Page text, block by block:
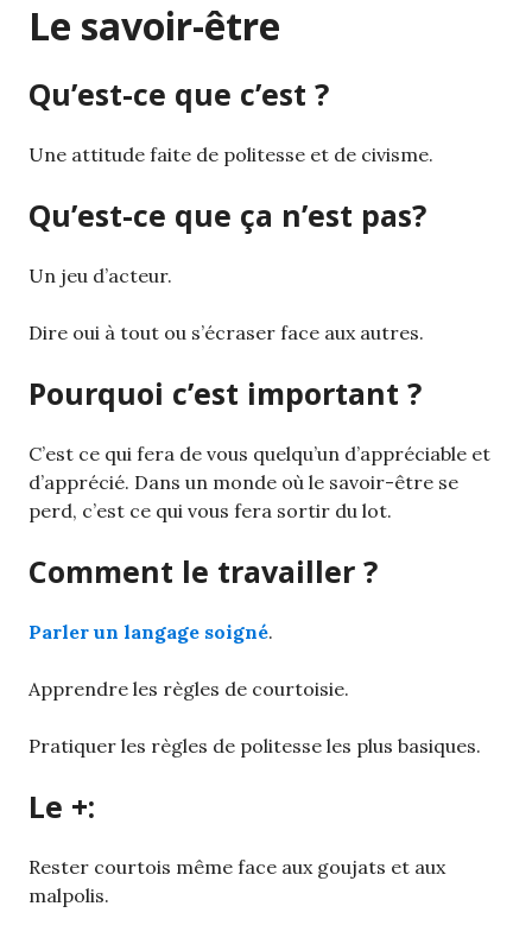
Le savoir-être
Qu’est-ce que c’est ?
Une attitude faite de politesse et de civisme.
Qu’est-ce que ça n’est pas?
Un jeu d’acteur.
Dire oui à tout ou s’écraser face aux autres.
Pourquoi c’est important ?
C’est ce qui fera de vous quelqu’un d’appréciable et
d’apprécié. Dans un monde où le savoir-être se
perd, c’est ce qui vous fera sortir du lot.
Comment le travailler ?
Parler un langage soigné.
Apprendre les règles de courtoisie.
Pratiquer les règles de politesse les plus basiques.
Le +:
Rester courtois même face aux goujats et aux
malpolis.